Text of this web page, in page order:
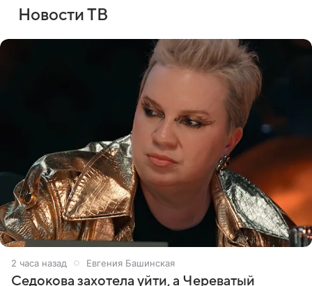
Новости ТВ
2 часа назад Евгения Башинская
Седокова захотела уйти, а Череватый